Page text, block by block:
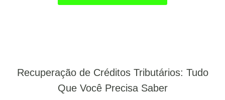
Recuperação de Créditos Tributários: Tudo
Que Você Precisa Saber